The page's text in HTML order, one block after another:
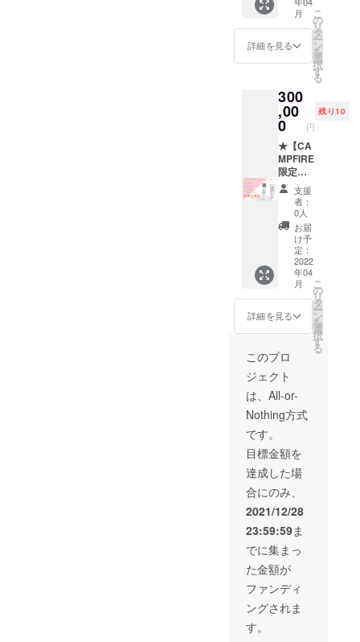
シュ
内容
量:150g
（販売
1本）3
本 販売
予定価
格
￥20,88
0 ▶︎
【￥9,3
96（税
込・送
込）】
└55%O
moスキ
ンケア
ロー
ショ
ン 内
容
mL（販
売予定
価格
¥3,980/
1本）
1本 ・
Lu-mo
フェイ
シャル
ウォッ
シュ
内容
量:150g
（販売
予定価
¥2,980/
1本） 1
本 ・
【Lu-
mo公式
通販サ
イト
50%OF
Fチケッ
ト12回
公式通
販サイ
ト
OPEN
後にご
利用頂
ける割
引チ
ケット
です。
※同月内
での利
用回数
月
詳細を見る
こ
の
リ
タ
ー
ン
を
選
択
す
る
300
,00
0 円
残り10
★【CA
MPFIRE
限定】
Lu-mo
スペ
シャル
応援
コース
＜セッ
ト内容
＞ ・Lu-
moスキ
ンケア
ロー
ショ
ン 内
容
量:150
mL（販
売予定
価格
¥3,980/
Lu-mo
フェイ
シャル
ウォッ
シュ
内容
量:150g
（販売
予定価
格
¥2,980/
1本） 1
本 ・
支援
者：
0人
お届
け予
定：
2022
年04
月
詳細を見る
こ
の
リ
タ
ー
ン
を
選
択
す
る
このプロ
ジェクト
は、All-or-
Nothing方式
です。
目標金額を
達成した場
合にのみ、
2021/12/28
23:59:59ま
でに集まっ
た金額が
ファンディ
ングされま
す。